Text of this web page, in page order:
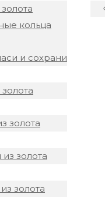
кольца
и сохрани
золота
золота
золота